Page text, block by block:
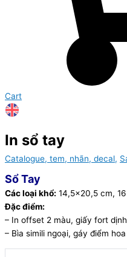
Cart
In sổ tay
Catalogue, tem, nhãn, decal,
Sổ Tay
Các loại khổ: 14,5×20,5 cm,
Đặc điểm:
– In offset 2 màu, giấy fort
– Bìa simili ngoại, gáy điểm